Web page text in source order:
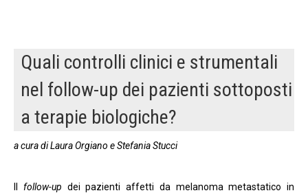
Quali controlli clinici e strumentali
nel follow-up dei pazienti sottoposti
a terapie biologiche?
a cura di Laura Orgiano e Stefania Stucci
follow-up dei pazienti affetti da melanoma metastatico in